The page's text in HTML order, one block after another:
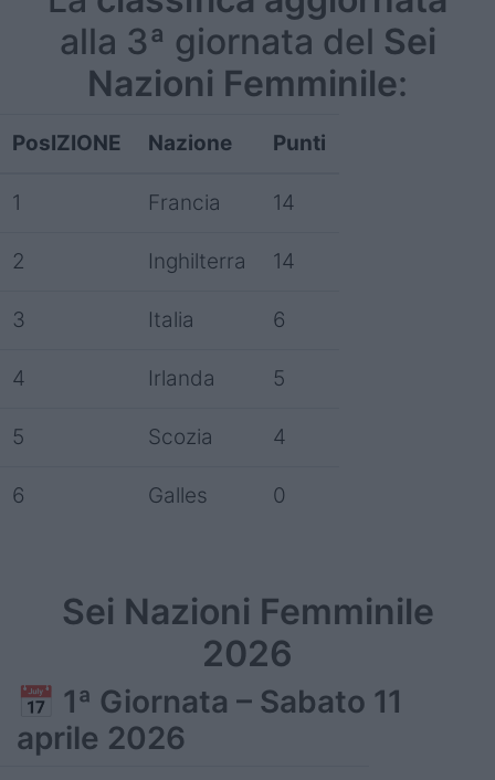
alla 3ª giornata del Sei
Nazioni Femminile:
PosIZIONE Nazione Punti
1 Francia 14
2 Inghilterra 14
3 Italia 6
4 Irlanda 5
5 Scozia 4
6 Galles 0
Sei Nazioni Femminile
2026
📅 1ª Giornata – Sabato 11
aprile 2026